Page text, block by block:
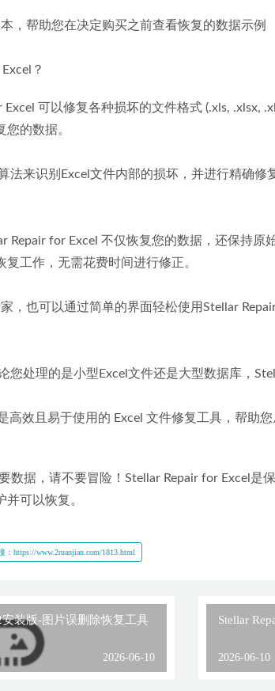
，帮助您在决定购买之前查看恢复的数据示例
？
可以修复各种损坏的文件格式 (.xls, .xlsx,
的数据。
法来识别Excel文件内部的损坏，并进行精确
Repair for Excel 不仅恢复您的数据，还保持
工作，无需花费时间进行修正。
，也可以通过简单的界面轻松使用Stellar
您处理的是小型Excel文件还是大型数据库，
高效且易于使用的 Excel 文件修复工具，帮助
数据，请不要冒险！Stellar Repair for Excel是
可以恢复。
：https://www.2ruanjian.com/1813.html
安装版-图片误删除恢复工具
2026-06-10
Stellar
2026-06-10